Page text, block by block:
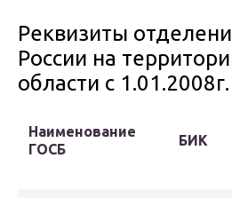
Реквизиты
России на
области с 1.01.2008г.
Наименование
ГОСБ
БИК